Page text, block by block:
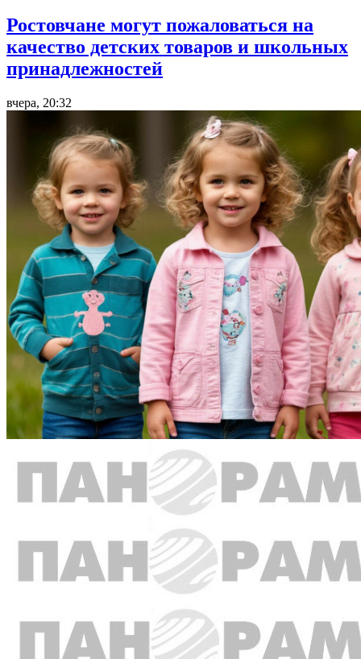
Ростовчане могут пожаловаться на
качество детских товаров и школьных
принадлежностей
вчера, 20:32